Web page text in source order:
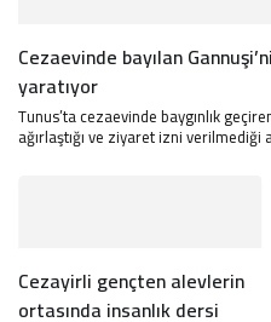
Cezaevinde bayılan
yaratıyor
Tunus’ta cezaevinde baygınlık
ağırlaştığı ve ziyaret izni verilmediği
Cezayirli gençten alevlerin
ortasında insanlık dersi